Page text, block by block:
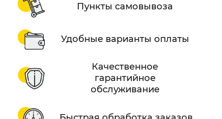
Пункты самовывоза
Удобные варианты оплаты
Качественное
гарантийное
обслуживание